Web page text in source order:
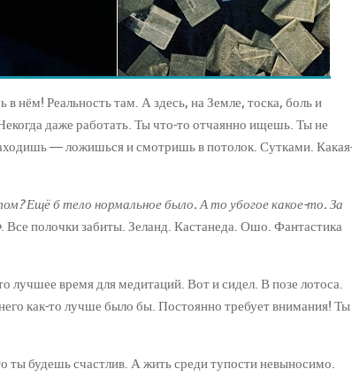
нём! Реальность там. А здесь, на Земле, тоска, боль и
даже работать. Ты что-то отчаянно ищешь. Ты не
— ложишься и смотришь в потолок. Сутками.
Ещё б тело нормальное было. А то убогое какое-то. За
. Все полочки забиты. Зеланд. Кастанеда. Ошо. Фантастика
лучшее время для медитаций. Вот и сидел. В позе лотоса.
как-то лучше было бы. Постоянно требует внимания! Ты
ты будешь счастлив. А жить среди тупости невыносимо.